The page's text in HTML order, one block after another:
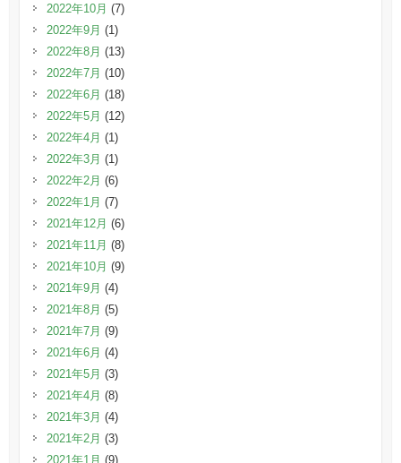
2022年10月 (7)
2022年9月 (1)
2022年8月 (13)
2022年7月 (10)
2022年6月 (18)
2022年5月 (12)
2022年4月 (1)
2022年3月 (1)
2022年2月 (6)
2022年1月 (7)
2021年12月 (6)
2021年11月 (8)
2021年10月 (9)
2021年9月 (4)
2021年8月 (5)
2021年7月 (9)
2021年6月 (4)
2021年5月 (3)
2021年4月 (8)
2021年3月 (4)
2021年2月 (3)
2021年1月 (9)